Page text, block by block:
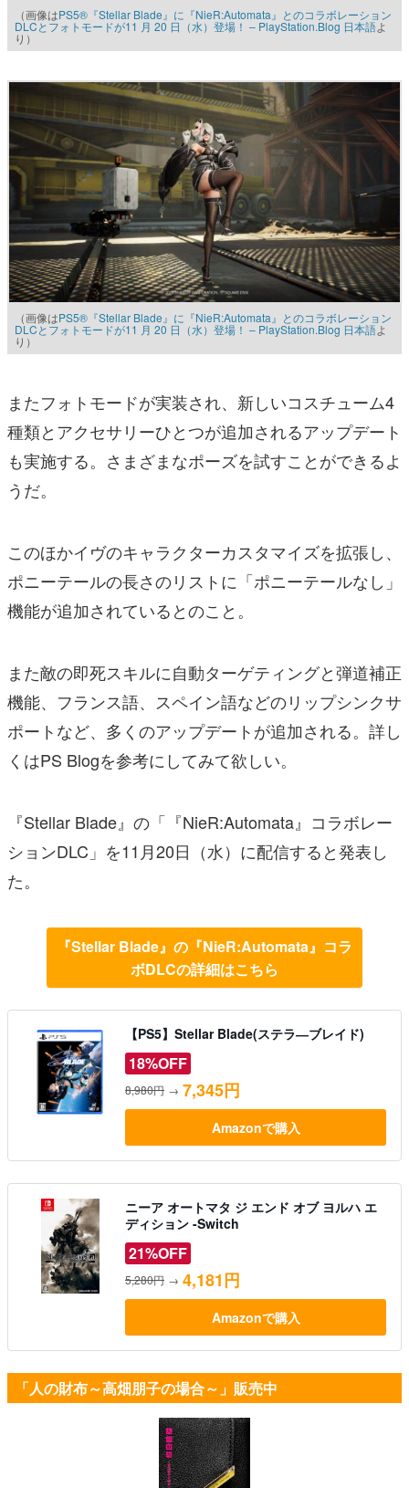
（画像はPS5®『Stellar Blade』に『NieR:Automata』とのコラボレーション
DLCとフォトモードが11 月 20 日（水）登場！ – PlayStation.Blog 日本語よ
り）
（画像はPS5®『Stellar Blade』に『NieR:Automata』とのコラボレーション
DLCとフォトモードが11 月 20 日（水）登場！ – PlayStation.Blog 日本語よ
り）
またフォトモードが実装され、新しいコスチューム4
種類とアクセサリーひとつが追加されるアップデート
も実施する。さまざまなポーズを試すことができるよ
うだ。
このほかイヴのキャラクターカスタマイズを拡張し、
ポニーテールの長さのリストに「ポニーテールなし」
機能が追加されているとのこと。
また敵の即死スキルに自動ターゲティングと弾道補正
機能、フランス語、スペイン語などのリップシンクサ
ポートなど、多くのアップデートが追加される。詳し
くはPS Blogを参考にしてみて欲しい。
『Stellar Blade』の「『NieR:Automata』コラボレー
ションDLC」を11月20日（水）に配信すると発表し
た。
『Stellar Blade』の『NieR:Automata』コラ
ボDLCの詳細はこちら
【PS5】Stellar Blade(ステラ―ブレイド)
18%OFF
8,980円 → 7,345円
Amazonで購入
ニーア オートマタ ジ エンド オブ ヨルハ エ
ディション -Switch
21%OFF
5,280円 → 4,181円
Amazonで購入
「人の財布～高畑朋子の場合～」販売中